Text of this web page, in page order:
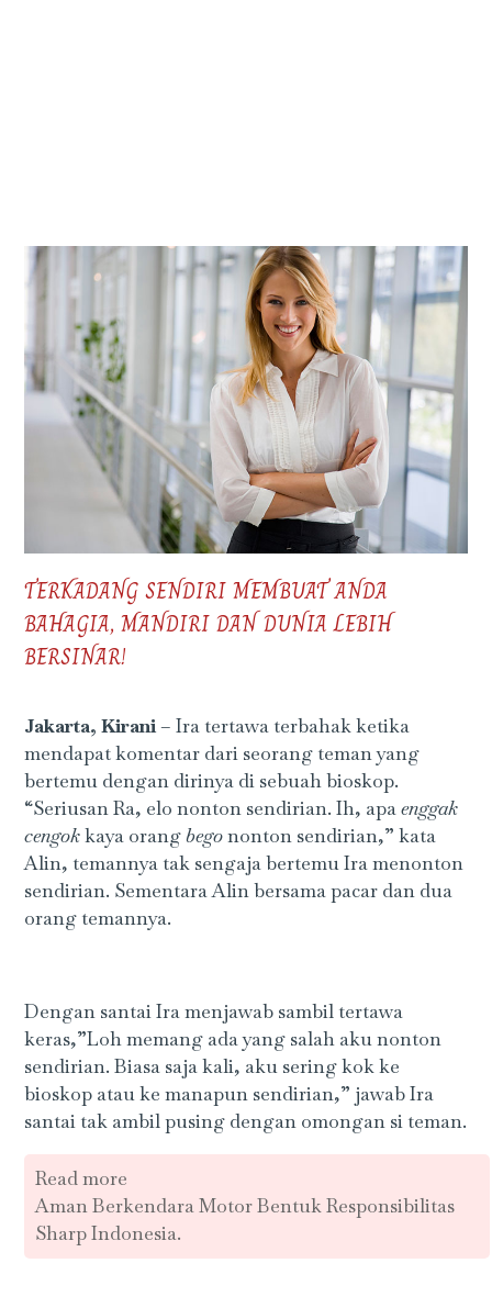
TERKADANG SENDIRI MEMBUAT ANDA
BAHAGIA, MANDIRI DAN DUNIA LEBIH
BERSINAR!
Jakarta, Kirani– Ira tertawa terbahak ketika
mendapat komentar dari seorang teman yang
bertemu dengan dirinya di sebuah bioskop.
“Seriusan Ra, elo nonton sendirian. Ih, apaenggak
cengokkaya orangbegononton sendirian,” kata
Alin, temannya tak sengaja bertemu Ira menonton
sendirian. Sementara Alin bersama pacar dan dua
orang temannya.
Dengan santai Ira menjawab sambil tertawa
keras,”Loh memang ada yang salah aku nonton
sendirian. Biasa saja kali, aku sering kok ke
bioskop atau ke manapun sendirian,” jawab Ira
santai tak ambil pusing dengan omongan si teman.
Read more
Aman Berkendara Motor Bentuk Responsibilitas
Sharp Indonesia.